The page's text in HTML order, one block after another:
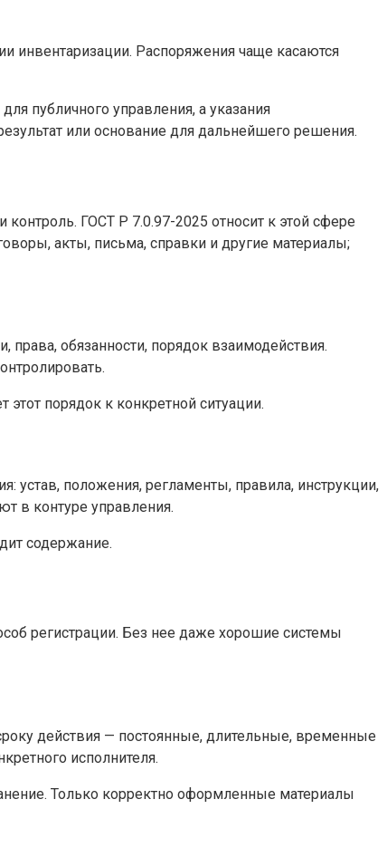
инвентаризации. Распоряжения чаще касаются
публичного управления, а указания
или основание для дальнейшего решения.
ГОСТ Р 7.0.97-2025 относит к этой сфере
акты, письма, справки и другие материалы;
обязанности, порядок взаимодействия.
порядок к конкретной ситуации.
устав, положения, регламенты, правила, инструкции,
в контуре управления.
содержание.
регистрации. Без нее даже хорошие системы
действия — постоянные, длительные, временные
исполнителя.
Только корректно оформленные материалы